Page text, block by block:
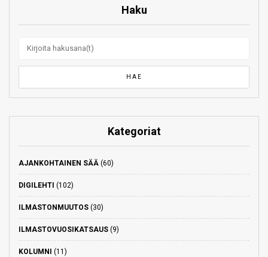
Haku
Kategoriat
AJANKOHTAINEN SÄÄ (60)
DIGILEHTI (102)
ILMASTONMUUTOS (30)
ILMASTOVUOSIKATSAUS (9)
KOLUMNI (11)